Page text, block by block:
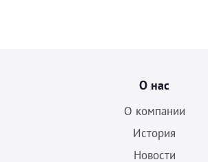
О нас
О компании
История
Новости